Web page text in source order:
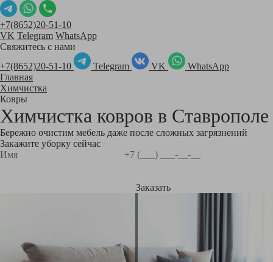
+7(8652)20-51-10
VK Telegram WhatsApp
Свяжитесь с нами
+7(8652)20-51-10
Telegram VK
WhatsApp
Главная
Химчистка
Ковры
Химчистка ковров в Ставрополе
Бережно очистим мебель даже после сложных загрязнений
Закажите уборку сейчас
Заказать